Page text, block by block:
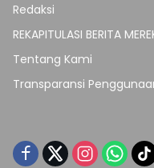
Redaksi
REKAPITULASI BERITA
Tentang Kami
Transparansi